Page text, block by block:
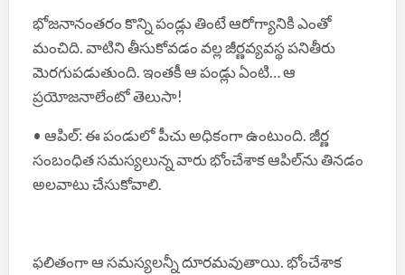
భోజనానంతరం కొన్ని పండ్లు తింటే ఆరోగ్యానికి ఎంతో
మంచిది. వాటిని తీసుకోవడం వల్ల జీర్ణవ్యవస్థ పనితీరు
మెరగుపడుతుంది. ఇంతకీ ఆ పండ్లు ఏంటి… ఆ
ప్రయోజనాలేంటో తెలుసా!
• ఆపిల్: ఈ పండులో పీచు అధికంగా ఉంటుంది. జీర్ణ
సంబంధిత సమస్యలున్న వారు భోంచేశాక ఆపిల్‌ను తినడం
అలవాటు చేసుకోవాలి.
ఫలితంగా ఆ సమస్యలన్నీ దూరమవుతాయి. భోంచేశాక